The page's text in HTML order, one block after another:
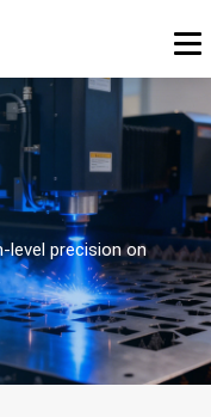
level precision on